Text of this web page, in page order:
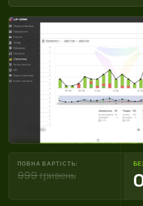
ПОВНА ВАРТІСТЬ:
999 гривень